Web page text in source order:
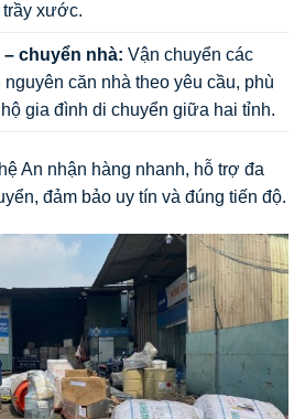
trầy xước.
chuyển nhà: Vận chuyển các
căn nhà theo yêu cầu, phù
gia đình di chuyển giữa hai tỉnh.
An nhận hàng nhanh, hỗ trợ đa
đảm bảo uy tín và đúng tiến độ.